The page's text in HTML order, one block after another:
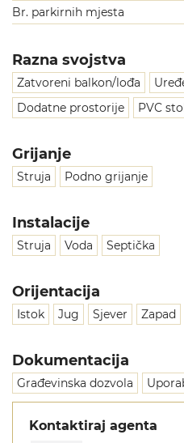
Br. parkirnih mjesta
Razna svojstva
Zatvoreni balkon/lođa
Dodatne prostorije
PVC
Grijanje
Struja Podno grijanje
Instalacije
Struja Voda Septička
Orijentacija
Istok Jug Sjever Zapad
Dokumentacija
Građevinska dozvola
Kontaktiraj agenta